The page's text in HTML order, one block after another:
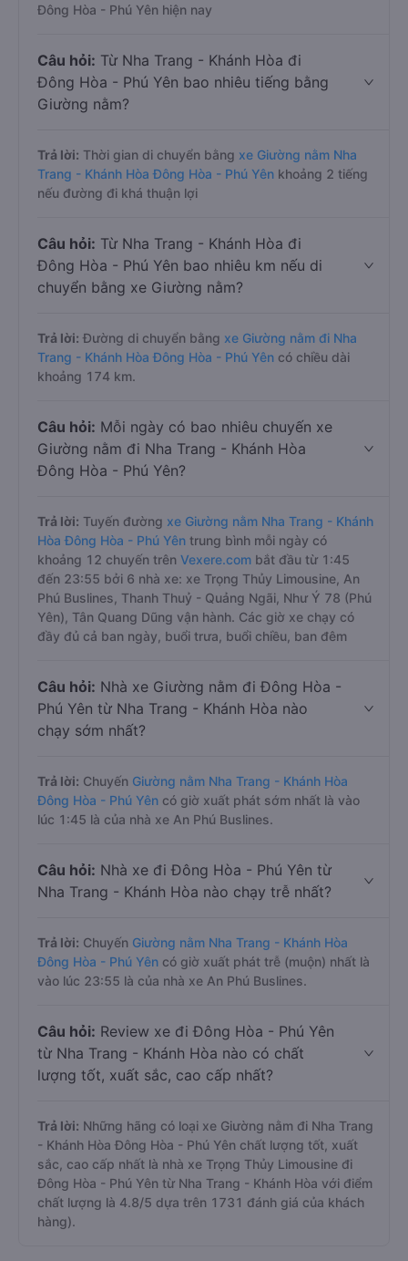
Đông Hòa - Phú Yên hiện nay
Câu hỏi: Từ Nha Trang - Khánh Hòa đi
Đông Hòa - Phú Yên bao nhiêu tiếng bằng
Giường nằm?
Trả lời: Thời gian di chuyển bằng xe Giường nằm Nha
Trang - Khánh Hòa Đông Hòa - Phú Yên khoảng 2 tiếng
nếu đường đi khá thuận lợi
Câu hỏi: Từ Nha Trang - Khánh Hòa đi
Đông Hòa - Phú Yên bao nhiêu km nếu di
chuyển bằng xe Giường nằm?
Trả lời: Đường di chuyển bằng xe Giường nằm đi Nha
Trang - Khánh Hòa Đông Hòa - Phú Yên có chiều dài
khoảng 174 km.
Câu hỏi: Mỗi ngày có bao nhiêu chuyến xe
Giường nằm đi Nha Trang - Khánh Hòa
Đông Hòa - Phú Yên?
Trả lời: Tuyến đường xe Giường nằm Nha Trang - Khánh
Hòa Đông Hòa - Phú Yên trung bình mỗi ngày có
khoảng 12 chuyến trên Vexere.com bắt đầu từ 1:45
đến 23:55 bởi 6 nhà xe: xe Trọng Thủy Limousine, An
Phú Buslines, Thanh Thuỷ - Quảng Ngãi, Như Ý 78 (Phú
Yên), Tân Quang Dũng vận hành. Các giờ xe chạy có
đầy đủ cả ban ngày, buổi trưa, buổi chiều, ban đêm
Câu hỏi: Nhà xe Giường nằm đi Đông Hòa -
Phú Yên từ Nha Trang - Khánh Hòa nào
chạy sớm nhất?
Trả lời: Chuyến Giường nằm Nha Trang - Khánh Hòa
Đông Hòa - Phú Yên có giờ xuất phát sớm nhất là vào
lúc 1:45 là của nhà xe An Phú Buslines.
Câu hỏi: Nhà xe đi Đông Hòa - Phú Yên từ
Nha Trang - Khánh Hòa nào chạy trễ nhất?
Trả lời: Chuyến Giường nằm Nha Trang - Khánh Hòa
Đông Hòa - Phú Yên có giờ xuất phát trễ (muộn) nhất là
vào lúc 23:55 là của nhà xe An Phú Buslines.
Câu hỏi: Review xe đi Đông Hòa - Phú Yên
từ Nha Trang - Khánh Hòa nào có chất
lượng tốt, xuất sắc, cao cấp nhất?
Trả lời: Những hãng có loại xe Giường nằm đi Nha Trang
- Khánh Hòa Đông Hòa - Phú Yên chất lượng tốt, xuất
sắc, cao cấp nhất là nhà xe Trọng Thủy Limousine đi
Đông Hòa - Phú Yên từ Nha Trang - Khánh Hòa với điểm
chất lượng là 4.8/5 dựa trên 1731 đánh giá của khách
hàng).